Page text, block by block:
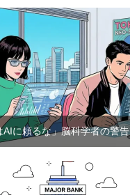
AIに頼るな」脳科学者の警告